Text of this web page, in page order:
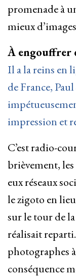
promenade à
mieux
À engouffrer
Il a la reins en
de France,
impression et
C’est radio-
brièvement,
eux réseaux
le zigoto en
sur le tour de
réalisait
photographes
conséquence